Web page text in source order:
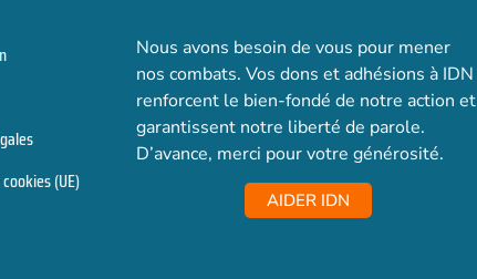
(UE)
Nous avons besoin de vous pour mener
nos combats. Vos dons et adhésions à IDN
renforcent le bien-fondé de notre action et
garantissent notre liberté de parole.
D’avance, merci pour votre générosité.
AIDER IDN